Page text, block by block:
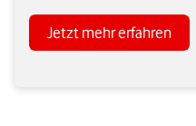
Jetzt mehr erfahren